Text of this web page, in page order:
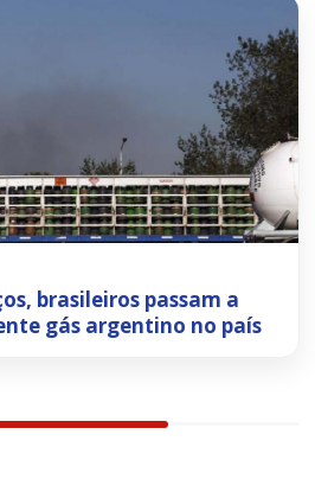
brasileiros passam a
gás argentino no país